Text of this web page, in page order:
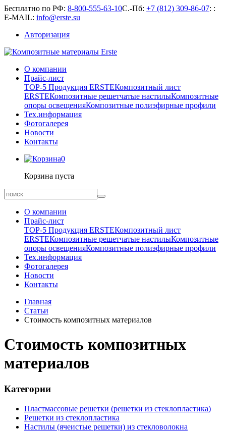
Бесплатно по РФ: 8-800-555-63-10С.-Пб: +7 (812) 309-86-07: :
E-MAIL: info@erste.su
Авторизация
О компании
Прайс-лист
TOP-5 Продукция ERSTEКомпозитный лист
ERSTEКомпозитные решетчатые настилыКомпозитные
опоры освещенияКомпозитные полиэфирные профили
Тех.информация
Фотогалерея
Новости
Контакты
0
Корзина пуста
О компании
Прайс-лист
TOP-5 Продукция ERSTEКомпозитный лист
ERSTEКомпозитные решетчатые настилыКомпозитные
опоры освещенияКомпозитные полиэфирные профили
Тех.информация
Фотогалерея
Новости
Контакты
Главная
Статьи
Стоимость композитных материалов
Стоимость композитных
материалов
Категории
Пластмассовые решетки (решетки из стеклопластика)
Решетки из стеклопластика
Настилы (ячеистые решетки) из стекловолокна